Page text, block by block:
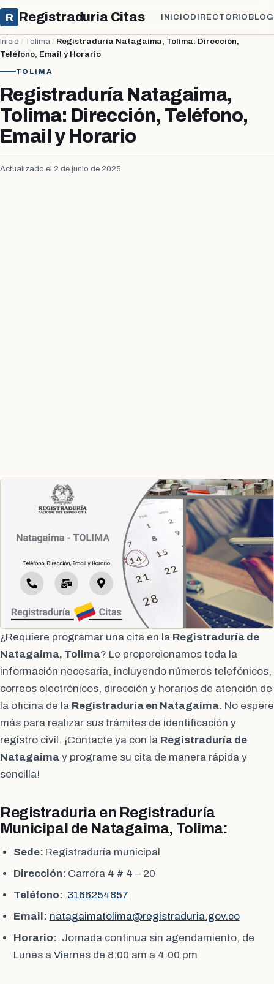
R Registraduría Citas INICIO DIRECTORIO BLOG
Inicio / Tolima / Registraduría Natagaima, Tolima: Dirección,
Teléfono, Email y Horario
TOLIMA
Registraduría Natagaima,
Tolima: Dirección, Teléfono,
Email y Horario
Actualizado el 2 de junio de 2025
¿Requiere programar una cita en la Registraduría de
Natagaima, Tolima? Le proporcionamos toda la
información necesaria, incluyendo números telefónicos,
correos electrónicos, dirección y horarios de atención de
la oficina de la Registraduría en Natagaima. No espere
más para realizar sus trámites de identificación y
registro civil. ¡Contacte ya con la Registraduría de
Natagaima y programe su cita de manera rápida y
sencilla!
Registraduria en Registraduría
Municipal de Natagaima, Tolima:
Sede: Registraduría municipal
Dirección: Carrera 4 # 4 – 20
Teléfono: 3166254857
Email: natagaimatolima@registraduria.gov.co
Horario: Jornada continua sin agendamiento, de
Lunes a Viernes de 8:00 am a 4:00 pm